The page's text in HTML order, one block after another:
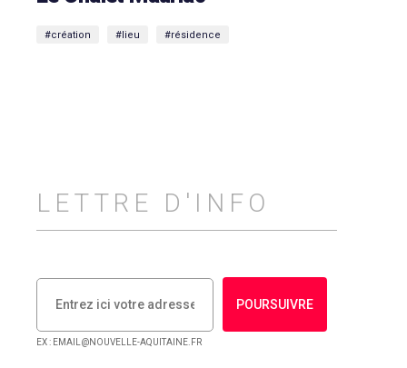
#création #lieu #résidence
LETTRE D'INFO
POURSUIVRE
EX : EMAIL@NOUVELLE-AQUITAINE.FR